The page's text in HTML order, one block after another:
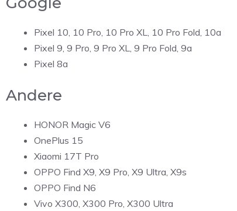
Pixel 10, 10 Pro, 10 Pro XL, 10 Pro Fold, 10a
Pixel 9, 9 Pro, 9 Pro XL, 9 Pro Fold, 9a
Pixel 8a
Andere
HONOR Magic V6
OnePlus 15
Xiaomi 17T Pro
OPPO Find X9, X9 Pro, X9 Ultra, X9s
OPPO Find N6
Vivo X300, X300 Pro, X300 Ultra